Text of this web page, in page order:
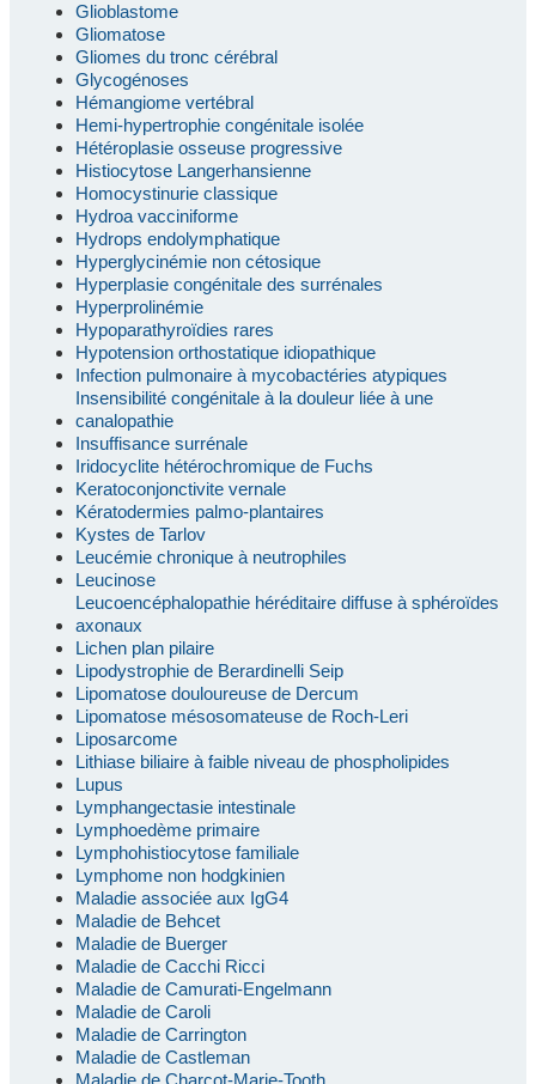
Glioblastome
Gliomatose
Gliomes du tronc cérébral
Glycogénoses
Hémangiome vertébral
Hemi-hypertrophie congénitale isolée
Hétéroplasie osseuse progressive
Histiocytose Langerhansienne
Homocystinurie classique
Hydroa vacciniforme
Hydrops endolymphatique
Hyperglycinémie non cétosique
Hyperplasie congénitale des surrénales
Hyperprolinémie
Hypoparathyroïdies rares
Hypotension orthostatique idiopathique
Infection pulmonaire à mycobactéries atypiques
Insensibilité congénitale à la douleur liée à une
canalopathie
Insuffisance surrénale
Iridocyclite hétérochromique de Fuchs
Keratoconjonctivite vernale
Kératodermies palmo-plantaires
Kystes de Tarlov
Leucémie chronique à neutrophiles
Leucinose
Leucoencéphalopathie héréditaire diffuse à sphéroïdes
axonaux
Lichen plan pilaire
Lipodystrophie de Berardinelli Seip
Lipomatose douloureuse de Dercum
Lipomatose mésosomateuse de Roch-Leri
Liposarcome
Lithiase biliaire à faible niveau de phospholipides
Lupus
Lymphangectasie intestinale
Lymphoedème primaire
Lymphohistiocytose familiale
Lymphome non hodgkinien
Maladie associée aux IgG4
Maladie de Behcet
Maladie de Buerger
Maladie de Cacchi Ricci
Maladie de Camurati-Engelmann
Maladie de Caroli
Maladie de Carrington
Maladie de Castleman
Maladie de Charcot-Marie-Tooth